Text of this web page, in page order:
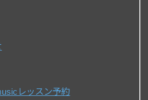
レッスン予約